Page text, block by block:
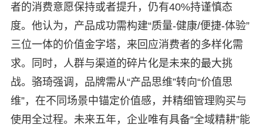
者的消费意愿保持或者提升，仍有40%持谨慎态
度。他认为，产品成功需构建“质量-健康/便捷-体验”
三位一体的价值金字塔，来回应消费者的多样化需
求。同时，人群与渠道的碎片化是未来的最大挑
战。骆琦强调，品牌需从“产品思维”转向“价值思
维”，在不同场景中锚定价值感，并精细管理购买与
使用全过程。未来五年，企业唯有具备“全域精耕”能